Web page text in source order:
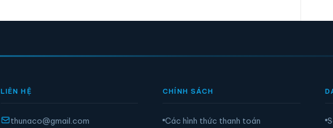
LIÊN HỆ
thunaco@gmail.com
CHÍNH SÁCH
Các hình thức thanh toán